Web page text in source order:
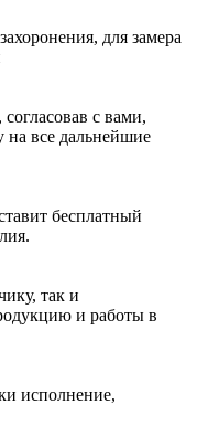
для замера
с вами,
на все дальнейшие
бесплатный
так и
и работы в
исполнение,